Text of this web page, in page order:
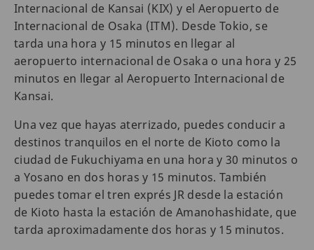
Internacional de Kansai (KIX) y el Aeropuerto de
Internacional de Osaka (ITM). Desde Tokio, se
tarda una hora y 15 minutos en llegar al
aeropuerto internacional de Osaka o una hora y 25
minutos en llegar al Aeropuerto Internacional de
Kansai.
Una vez que hayas aterrizado, puedes conducir a
destinos tranquilos en el norte de Kioto como la
ciudad de Fukuchiyama en una hora y 30 minutos o
a Yosano en dos horas y 15 minutos. También
puedes tomar el tren exprés JR desde la estación
de Kioto hasta la estación de Amanohashidate, que
tarda aproximadamente dos horas y 15 minutos.